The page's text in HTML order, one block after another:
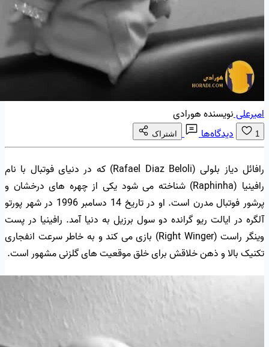
امیرعلینویسنده هورادی
1 دیدگاه‌ها اشتراک
رافائل دیاز بلولی (Rafael Diaz Beloli) که در دنیای فوتبال با نام
رافینیا (Raphinha) شناخته می شود یکی از چهره های درخشان و
پرشور فوتبال مدرن است. او در تاریخ 14 دسامبر 1996 در شهر پورتو
آلگره در ایالت ریو گرانده دو سول برزیل به دنیا آمد. رافینیا در پست
وینگر راست (Right Winger) بازی می کند و به خاطر سرعت انفجاری
تکنیک بالا و ذهن خلاقش برای خلق موقعیت های گلزنی مشهور است.